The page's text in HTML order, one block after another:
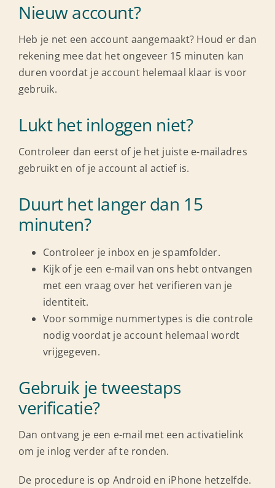
Nieuw account?
Heb je net een account aangemaakt? Houd er dan
rekening mee dat het ongeveer 15 minuten kan
duren voordat je account helemaal klaar is voor
gebruik.
Lukt het inloggen niet?
Controleer dan eerst of je het juiste e-mailadres
gebruikt en of je account al actief is.
Duurt het langer dan 15
minuten?
Controleer je inbox en je spamfolder.
Kijk of je een e-mail van ons hebt ontvangen
met een vraag over het verifieren van je
identiteit.
Voor sommige nummertypes is die controle
nodig voordat je account helemaal wordt
vrijgegeven.
Gebruik je tweestaps
verificatie?
Dan ontvang je een e-mail met een activatielink
om je inlog verder af te ronden.
De procedure is op Android en iPhone hetzelfde.